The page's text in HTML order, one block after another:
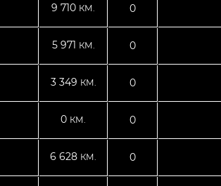
9 710 КМ. 0
5 971 КМ. 0
3 349 КМ. 0
0 КМ. 0
6 628 КМ. 0